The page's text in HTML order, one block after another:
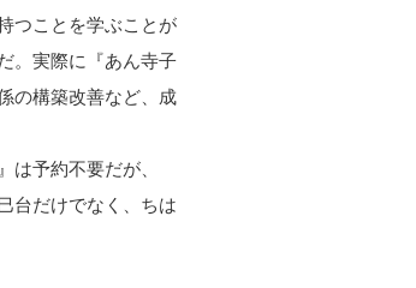
つことを学ぶことが
。実際に『あん寺子
の構築改善など、成
予約不要だが、
台だけでなく、ちは